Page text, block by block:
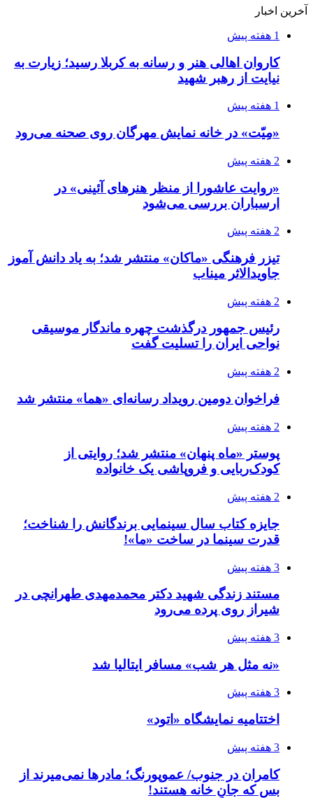
آخرین اخبار
1 هفته پیش
کاروان اهالی هنر و رسانه به کربلا رسید؛ زیارت به
نیایت از رهبر شهید
1 هفته پیش
«مِیّت» در خانه نمایش مهرگان روی صحنه می‌رود
2 هفته پیش
«روایت عاشورا از منظر هنرهای آئینی» در
ارسباران بررسی می‌شود
2 هفته پیش
تیزر فرهنگی «ماکان» منتشر شد؛ به یاد دانش آموز
جاویدالاثر میناب
2 هفته پیش
رئیس جمهور درگذشت چهره ماندگار موسیقی
نواحی ایران را تسلیت گفت
2 هفته پیش
فراخوان دومین رویداد رسانه‌ای «هما» منتشر شد
2 هفته پیش
پوستر «ماه پنهان» منتشر شد؛ روایتی از
کودک‌ربایی و فروپاشی یک خانواده
2 هفته پیش
جایزه کتاب سال سینمایی برندگانش را شناخت؛
قدرت سینما در ساخت «ما»!
3 هفته پیش
مستند زندگی شهید دکتر محمدمهدی طهرانچی در
شیراز روی پرده می‌رود
3 هفته پیش
«نه مثل هر شب» مسافر ایتالیا شد
3 هفته پیش
اختتامیه نمایشگاه «اتود»
3 هفته پیش
کامران در جنوب/ عموپورنگ؛ مادرها نمی‌میرند از
بس که جانِ خانه هستند!